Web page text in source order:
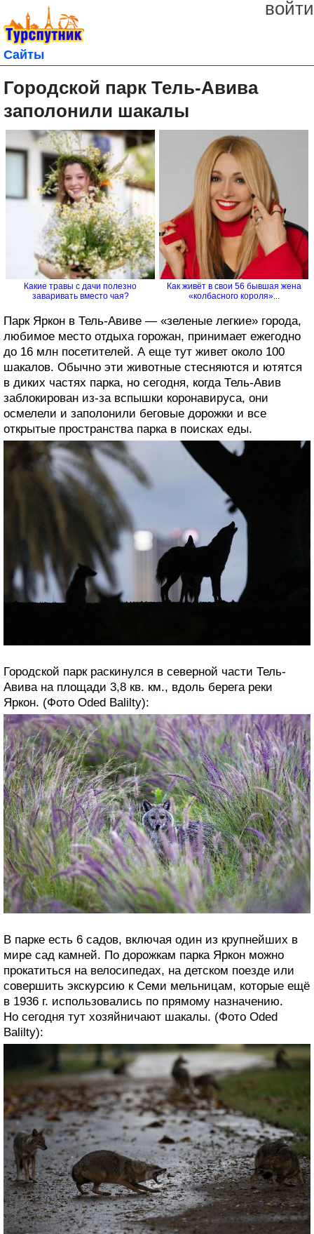
войти
Сайты
Городской парк Тель-Авива
заполонили шакалы
Какие травы с дачи полезно
заваривать вместо чая?
Как живёт в свои 56 бывшая жена
«колбасного короля»...
Парк Яркон в Тель-Авиве — «зеленые легкие» города,
любимое место отдыха горожан, принимает ежегодно
до 16 млн посетителей. А еще тут живет около 100
шакалов. Обычно эти животные стесняются и ютятся
в диких частях парка, но сегодня, когда Тель-Авив
заблокирован из-за вспышки коронавируса, они
осмелели и заполонили беговые дорожки и все
открытые пространства парка в поисках еды.
Городской парк раскинулся в северной части Тель-
Авива на площади 3,8 кв. км., вдоль берега реки
Яркон. (Фото Oded Balilty):
В парке есть 6 садов, включая один из крупнейших в
мире сад камней. По дорожкам парка Яркон можно
прокатиться на велосипедах, на детском поезде или
совершить экскурсию к Семи мельницам, которые ещё
в 1936 г. использовались по прямому назначению.
Но сегодня тут хозяйничают шакалы. (Фото Oded
Balilty):